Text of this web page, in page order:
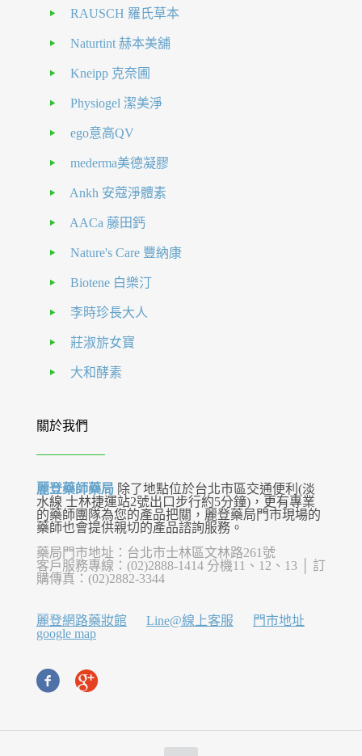
RAUSCH 羅氏草本
Naturtint 赫本美舖
Kneipp 克奈圃
Physiogel 潔美淨
ego意高QV
mederma美德凝膠
Ankh 安蔻淨體素
AACa 藤田鈣
Nature's Care 豐納康
Biotene 白樂汀
李時珍長大人
莊淑旂女寶
大和酵素
關於我們
麗登藥師藥局 除了地點位於台北市區交通便利(淡
水線 士林捷運站2號出口步行約5分鐘)，更有專業
的藥師團隊為您的產品把關，麗登藥局門市現場的
藥師也會提供親切的產品諮詢服務。
藥局門市地址：台北市士林區文林路261號
客戶服務專線：(02)2888-1414 分機11、12、13 │ 訂
購傳真：(02)2882-3344
麗登網路藥妝館 Line@線上客服
門市地址
google map